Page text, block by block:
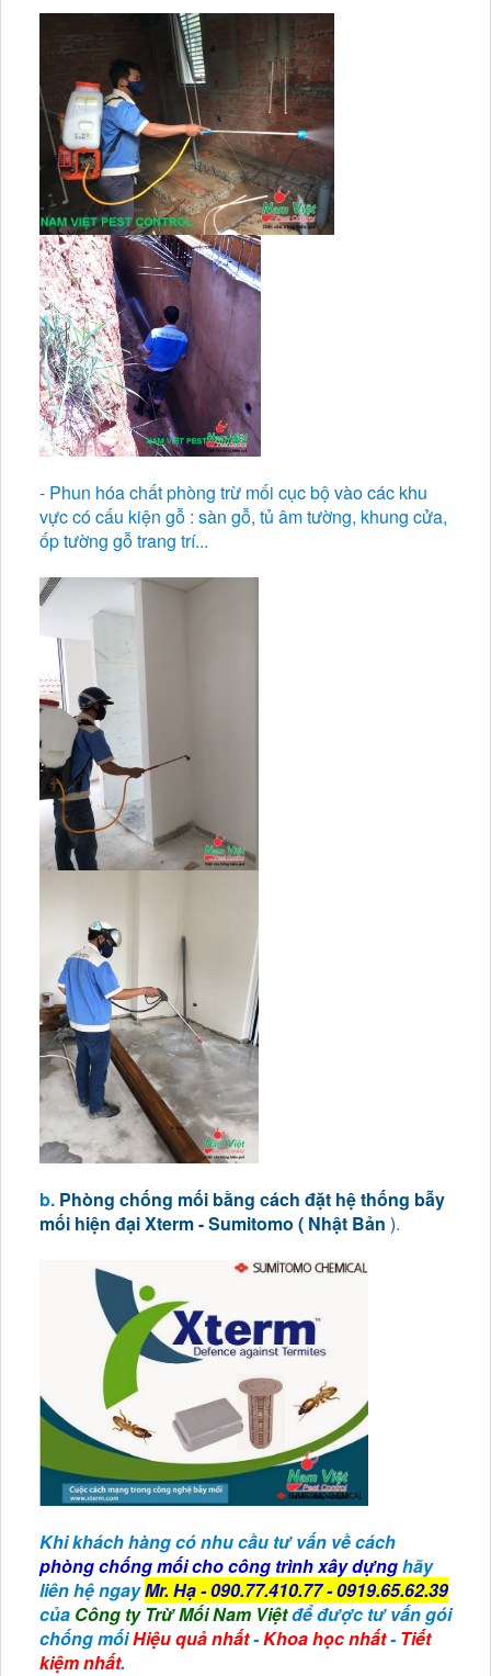
- Phun hóa chất phòng trừ mối cục bộ vào các khu
vực có cấu kiện gỗ : sàn gỗ, tủ âm tường, khung cửa,
ốp tường gỗ trang trí...
b. Phòng chống mối bằng cách đặt hệ thống bẫy
mối hiện đại Xterm - Sumitomo ( Nhật Bản ).
Khi khách hàng có nhu cầu tư vấn về cách
phòng chống mối cho công trình xây dựnghãy
liên hệ ngayMr. Hạ - 090.77.410.77 - 0919.65.62.39
của Công ty Trừ Mối Nam Việtđể được tư vấn gói
chống mốiHiệu quả nhất-Khoa học nhất-Tiết
kiệm nhất.